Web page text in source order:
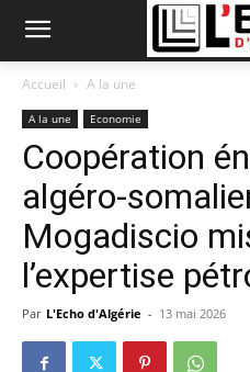
Accueil A la une
A la une Economie
Coopération
algéro-
Mogadiscio
l’expertise
Par L'Echo d'Algérie - 13 mai 2026